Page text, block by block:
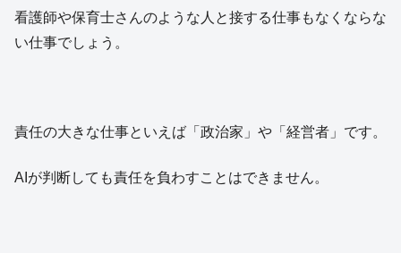
看護師や保育士さんのような人と接する仕事もなくならな
い仕事でしょう。
責任の大きな仕事といえば「政治家」や「経営者」です。
AIが判断しても責任を負わすことはできません。